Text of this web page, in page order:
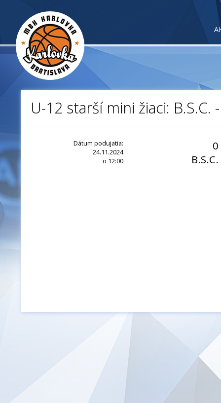
U-12 starší mini žiaci: B.S.C.
Dátum podujatia:
24.11.2024
o 12:00
0
B.S.C.